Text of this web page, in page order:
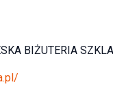
BIŻUTERIA